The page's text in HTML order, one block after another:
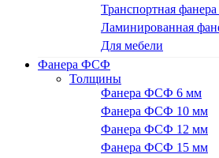
Транспортная фанера
Ламинированная
Для мебели
Фанера ФСФ
Толщины
Фанера ФСФ 6 мм
Фанера ФСФ 10 мм
Фанера ФСФ 12 мм
Фанера ФСФ 15 мм